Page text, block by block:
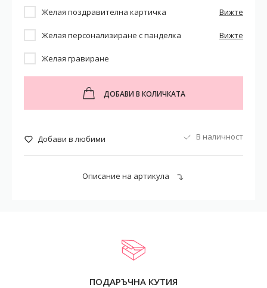
Желая поздравителна картичка Вижте
Желая персонализиране с панделка Вижте
Желая гравиране
ДОБАВИ В КОЛИЧКАТА
Добави в любими В наличност
Описание на артикула
ПОДАРЪЧНА КУТИЯ